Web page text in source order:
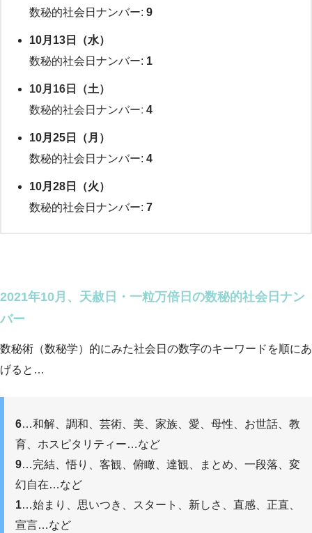
数秘的社会日ナンバー: 9
10月13日（水）
数秘的社会日ナンバー: 1
10月16日（土）
数秘的社会日ナンバー: 4
10月25日（月）
数秘的社会日ナンバー: 4
10月28日（火）
数秘的社会日ナンバー: 7
2021年10月、天赦日・一粒万倍日の数秘的社会日ナン
バー
数秘術（数秘学）的にみた社会日の数字のキーワードを順にあ
げると…
6…和解、調和、芸術、美、家族、愛、母性、お世話、教
育、ホスピタリティー…など
9…完結、悟り、客観、俯瞰、達観、まとめ、一段落、変
幻自在…など
1…始まり、思いつき、スタート、新しさ、直感、正直、
宣言…など